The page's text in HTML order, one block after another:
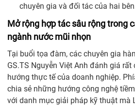
chuyên gia và đối tác của hai
Mở rộng hợp tác sâu rộng trong
ngành nước mũi nhọn
Tại buổi tọa đàm, các chuyên gia
GS.TS Nguyễn Việt Anh đánh giá
hướng thực tế của doanh nghiệp.
chia sẻ những hướng công nghệ
với danh mục giải pháp kỹ thuật mà